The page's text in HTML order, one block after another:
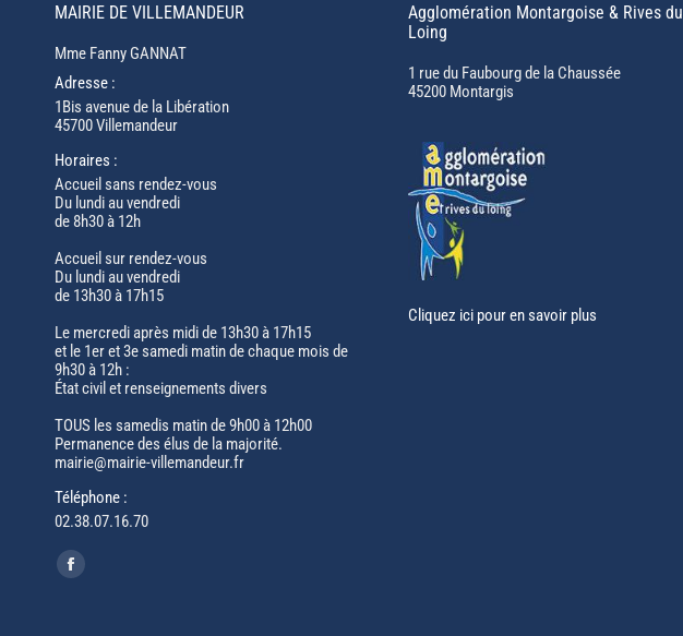
MAIRIE DE VILLEMANDEUR
Mme Fanny GANNAT
Adresse :
1Bis avenue de la Libération
45700 Villemandeur
Horaires :
Accueil sans rendez-vous
Du lundi au vendredi
de 8h30 à 12h
Accueil sur rendez-vous
Du lundi au vendredi
de 13h30 à 17h15
Le mercredi après midi de 13h30 à 17h15
et le 1er et 3e samedi matin de chaque mois de
9h30 à 12h :
État civil et renseignements divers
TOUS les samedis matin de 9h00 à 12h00
Permanence des élus de la majorité.
mairie@mairie-villemandeur.fr
Téléphone :
02.38.07.16.70
Trouvez nous sur :
Facebook
Agglomération Montargoise & Rives du
Loing
1 rue du Faubourg de la Chaussée
45200 Montargis
Cliquez ici pour en savoir plus